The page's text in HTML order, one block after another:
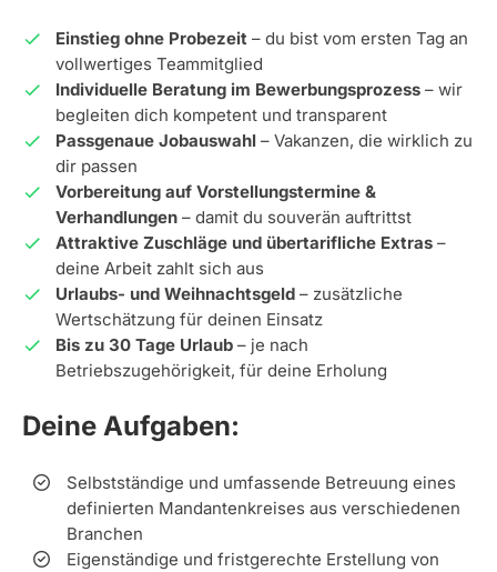
Einstieg ohne Probezeit – du bist vom ersten Tag an
vollwertiges Teammitglied
Individuelle Beratung im Bewerbungsprozess – wir
begleiten dich kompetent und transparent
Passgenaue Jobauswahl – Vakanzen, die wirklich zu
dir passen
Vorbereitung auf Vorstellungstermine &
Verhandlungen – damit du souverän auftrittst
Attraktive Zuschläge und übertarifliche Extras –
deine Arbeit zahlt sich aus
Urlaubs- und Weihnachtsgeld – zusätzliche
Wertschätzung für deinen Einsatz
Bis zu 30 Tage Urlaub – je nach
Betriebszugehörigkeit, für deine Erholung
Deine Aufgaben:
Selbstständige und umfassende Betreuung eines
definierten Mandantenkreises aus verschiedenen
Branchen
Eigenständige und fristgerechte Erstellung von